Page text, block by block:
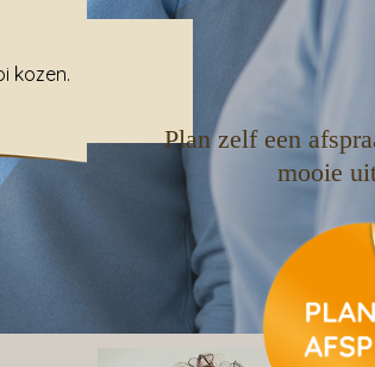
kozen.
Plan zelf een
mooie